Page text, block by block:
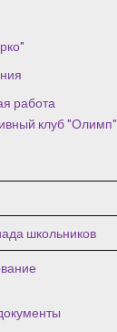
работа
клуб "Олимп"
школьников